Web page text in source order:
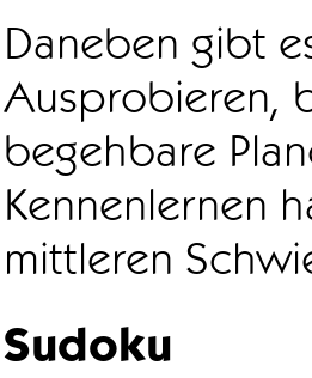
Daneben gibt
Ausprobieren,
begehbare
Kennenlernen
mittleren
Sudoku